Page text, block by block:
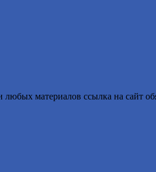
материалов ссылка на сайт